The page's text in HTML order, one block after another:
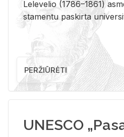
Le­le­ve­lio (1786–1861)
sta­men­tu pa­skir­ta
PERŽIŪRĖTI
UNESCO